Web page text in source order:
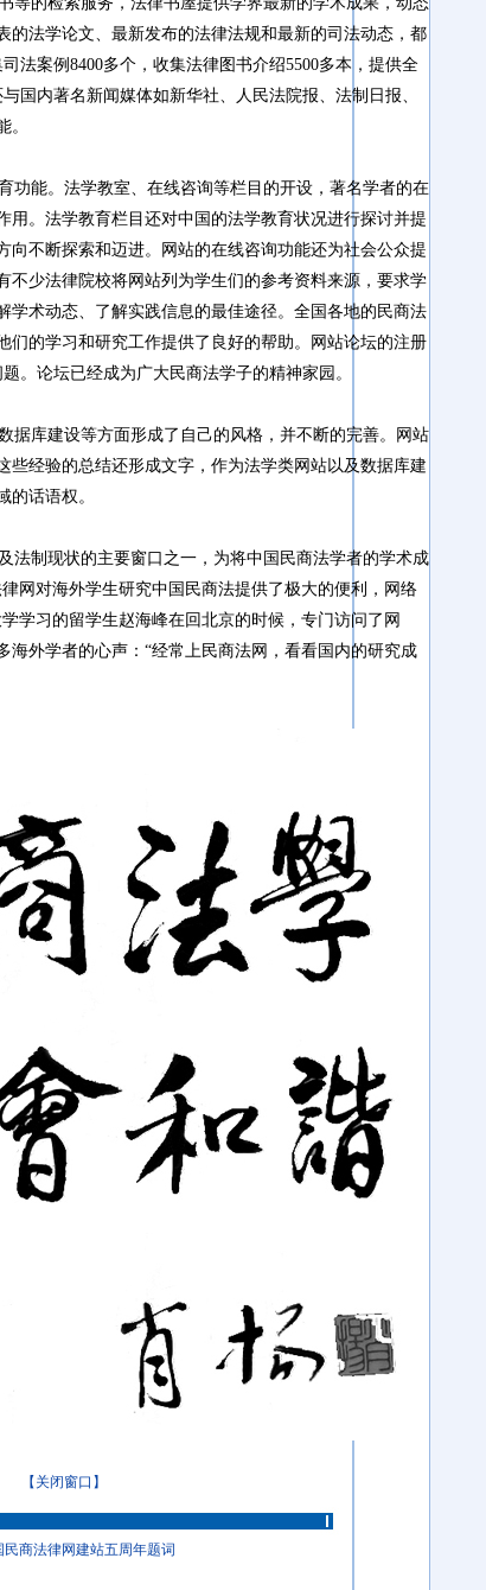
法学论文、最新发布的法律法规和最新的司法动态，都
法案例8400多个，收集法律图书介绍5500多本，提供全
国内著名新闻媒体如新华社、人民法院报、法制日报、
。
能。法学教室、在线咨询等栏目的开设，著名学者的在
。法学教育栏目还对中国的法学教育状况进行探讨并提
不断探索和迈进。网站的在线咨询功能还为社会公众提
少法律院校将网站列为学生们的参考资料来源，要求学
术动态、了解实践信息的最佳途径。全国各地的民商法
的学习和研究工作提供了良好的帮助。网站论坛的注册
。论坛已经成为广大民商法学子的精神家园。
库建设等方面形成了自己的风格，并不断的完善。网站
经验的总结还形成文字，作为法学类网站以及数据库建
话语权。
制现状的主要窗口之一，为将中国民商法学者的学术成
网对海外学生研究中国民商法提供了极大的便利，网络
学习的留学生赵海峰在回北京的时候，专门访问了网
外学者的心声：“经常上民商法网，看看国内的研究成
【关闭窗口】
商法律网建站五周年题词